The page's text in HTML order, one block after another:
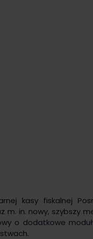
kasy fiskalnej
in. nowy, szybszy
o dodatkowe